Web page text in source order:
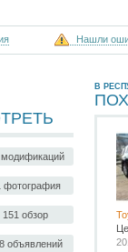
Нашли
фотография
151 обзор
объявлений
В